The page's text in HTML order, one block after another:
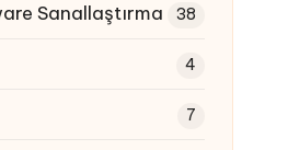
Sanallaştırma 38
4
7